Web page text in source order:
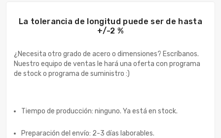
La tolerancia de longitud puede ser de hasta
+/-2 %
¿Necesita otro grado de acero o dimensiones? Escríbanos.
Nuestro equipo de ventas le hará una oferta con programa
de stock o programa de suministro :)
Tiempo de producción: ninguno. Ya está en stock.
Preparación del envío: 2-3 días laborables.